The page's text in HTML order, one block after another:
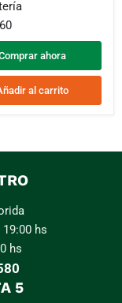
ahora
al carrito
hs
hs
5